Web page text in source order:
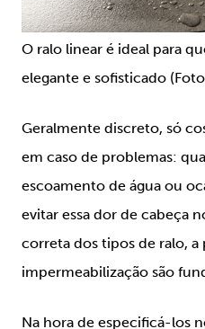
O ralo linear é ideal para
elegante e sofisticado
Geralmente discreto, só
em caso de problemas:
escoamento de água ou
evitar essa dor de cabeça
correta dos tipos de ralo, a
impermeabilização são
Na hora de especificá-los